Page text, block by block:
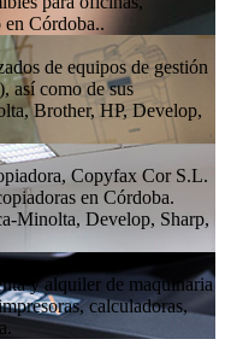
en Córdoba..
de equipos de gestión
así como de sus
Brother, HP, Develop,
Copyfax Cor S.L.
en Córdoba.
Minolta, Develop, Sharp,
y alquiler de maquinaria
calculadoras,